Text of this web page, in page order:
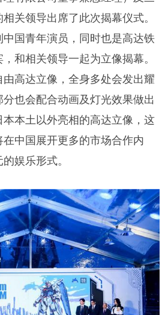
关领导出席了此次揭幕仪式。
中国青年演员，同时也是高达铁
和相关领导一起为立像揭幕。
高达立像，全身多处会发出耀
也会配合动画及灯光效果做出
本土以外亮相的高达立像，这
中国展开更多的市场合作内
娱乐形式。